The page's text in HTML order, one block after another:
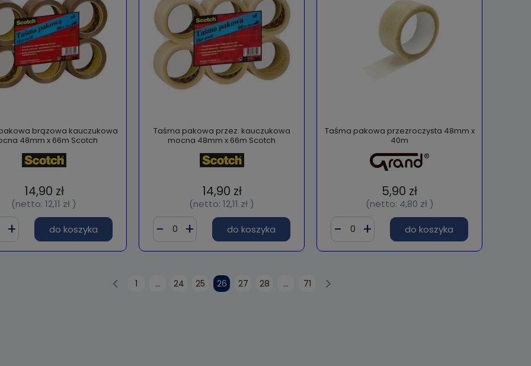
brązowa kauczukowa
48mm x 66m Scotch
14,90 zł
(netto: 12,11 zł )
do koszyka
Taśma pakowa przez. kauczukowa
mocna 48mm x 66m Scotch
14,90 zł
(netto: 12,11 zł )
do koszyka
Taśma pakowa przezroczysta 48mm x
40m
5,90 zł
(netto: 4,80 zł)
do koszyka
1 ... 24 25 26 27 28 ... 71